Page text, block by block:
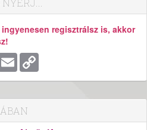
NYERJ...
ingyenesen regisztrálsz is, akkor
Email